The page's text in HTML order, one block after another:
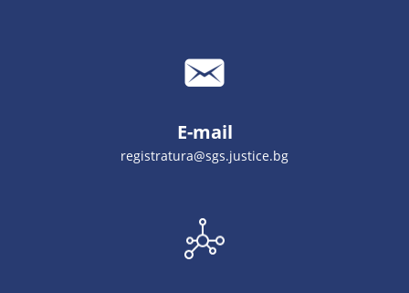
E-mail
registratura@sgs.justice.bg